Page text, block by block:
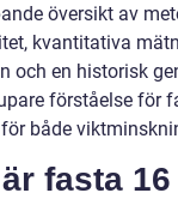
översikt av
kvantitativa
och en historisk
förståelse för
både
fasta 16